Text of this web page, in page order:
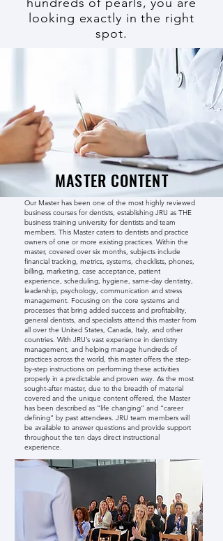
looking exactly in the right
spot.
MASTER CONTENT
Our Master has been one of the most highly reviewed
business courses for dentists, establishing JRU as THE
business training university for dentists and team
members. This Master caters to dentists and practice
owners of one or more existing practices. Within the
master, covered over six months, subjects include
financial tracking, metrics, systems, checklists, phones,
billing, marketing, case acceptance, patient
experience, scheduling, hygiene, same-day dentistry,
leadership, psychology, communication and stress
management. Focusing on the core systems and
processes that bring added success and profitability,
general dentists, and specialists attend this master from
all over the United States, Canada, Italy, and other
countries. With JRU’s vast experience in dentistry
management, and helping manage hundreds of
practices across the world, this master offers the step-
by-step instructions on performing these activities
properly in a predictable and proven way. As the most
sought-after master, due to the breadth of material
covered and the unique content offered, the Master
has been described as “life changing” and “career
defining” by past attendees. JRU team members will
be available to answer questions and provide support
throughout the ten days direct instructional
experience.